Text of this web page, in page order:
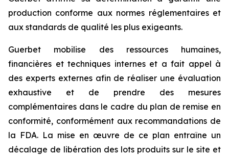
production conforme aux normes réglementaires et
aux standards de qualité les plus exigeants.
Guerbet mobilise des ressources humaines,
financières et techniques internes et a fait appel à
des experts externes afin de réaliser une évaluation
exhaustive et de prendre des mesures
complémentaires dans le cadre du plan de remise en
conformité, conformément aux recommandations de
la FDA. La mise en œuvre de ce plan entraîne un
décalage de libération des lots produits sur le site et